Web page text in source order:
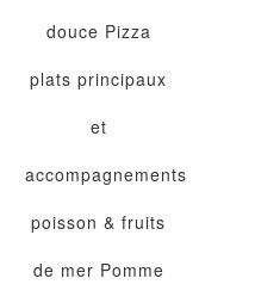
douce Pizza
plats principaux
et
accompagnements
poisson & fruits
de mer Pomme